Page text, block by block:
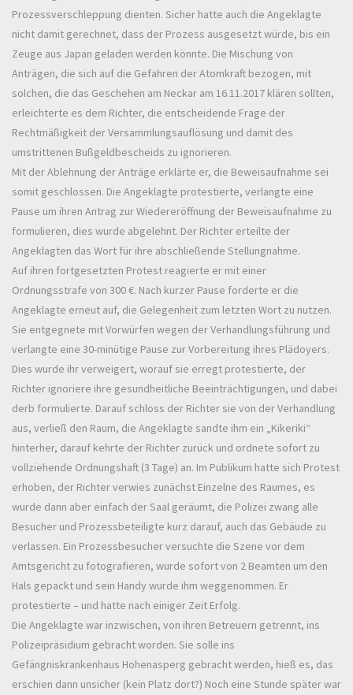
Prozessverschleppung dienten. Sicher hatte auch die Angeklagte
nicht damit gerechnet, dass der Prozess ausgesetzt würde, bis ein
Zeuge aus Japan geladen werden könnte. Die Mischung von
Anträgen, die sich auf die Gefahren der Atomkraft bezogen, mit
solchen, die das Geschehen am Neckar am 16.11.2017 klären sollten,
erleichterte es dem Richter, die entscheidende Frage der
Rechtmäßigkeit der Versammlungsauflösung und damit des
umstrittenen Bußgeldbescheids zu ignorieren.
Mit der Ablehnung der Anträge erklärte er, die Beweisaufnahme sei
somit geschlossen. Die Angeklagte protestierte, verlangte eine
Pause um ihren Antrag zur Wiedereröffnung der Beweisaufnahme zu
formulieren, dies wurde abgelehnt. Der Richter erteilte der
Angeklagten das Wort für ihre abschließende Stellungnahme.
Auf ihren fortgesetzten Protest reagierte er mit einer
Ordnungsstrafe von 300 €. Nach kurzer Pause forderte er die
Angeklagte erneut auf, die Gelegenheit zum letzten Wort zu nutzen.
Sie entgegnete mit Vorwürfen wegen der Verhandlungsführung und
verlangte eine 30-minütige Pause zur Vorbereitung ihres Plädoyers.
Dies wurde ihr verweigert, worauf sie erregt protestierte, der
Richter ignoriere ihre gesundheitliche Beeinträchtigungen, und dabei
derb formulierte. Darauf schloss der Richter sie von der Verhandlung
aus, verließ den Raum, die Angeklagte sandte ihm ein „Kikeriki“
hinterher, darauf kehrte der Richter zurück und ordnete sofort zu
vollziehende Ordnungshaft (3 Tage) an. Im Publikum hatte sich Protest
erhoben, der Richter verwies zunächst Einzelne des Raumes, es
wurde dann aber einfach der Saal geräumt, die Polizei zwang alle
Besucher und Prozessbeteiligte kurz darauf, auch das Gebäude zu
verlassen. Ein Prozessbesucher versuchte die Szene vor dem
Amtsgericht zu fotografieren, wurde sofort von 2 Beamten um den
Hals gepackt und sein Handy wurde ihm weggenommen. Er
protestierte – und hatte nach einiger Zeit Erfolg.
Die Angeklagte war inzwischen, von ihren Betreuern getrennt, ins
Polizeipräsidium gebracht worden. Sie solle ins
Gefängniskrankenhaus Hohenasperg gebracht werden, hieß es, das
erschien dann unsicher (kein Platz dort?) Noch eine Stunde später war